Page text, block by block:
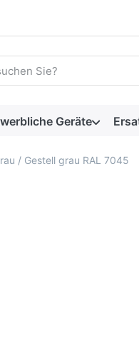
Suchbegriff ein.
Geräte
/ Gestell grau RAL 7045